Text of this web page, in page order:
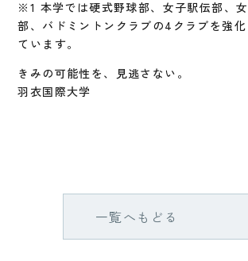
※1 本学では硬式野球部、女子駅伝部、
部、バドミントンクラブの4クラブを強
ています。
きみの可能性を、見逃さない。
羽衣国際大学
一覧へもどる